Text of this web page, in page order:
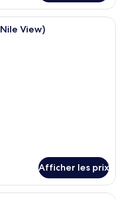
vue urbaine avec une rivière,
View)
Afficher les prix
chambre d’hôtel avec un lit, un